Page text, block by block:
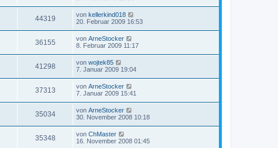
44319 von kellerkind018
20. Februar 2009 16:53
36155 von ArneStocker
8. Februar 2009 11:17
41298 von wojtek85
7. Januar 2009 19:04
37313 von ArneStocker
7. Januar 2009 15:41
35034 von ArneStocker
30. November 2008 10:18
35348 von ChMaster
16. November 2008 01:45